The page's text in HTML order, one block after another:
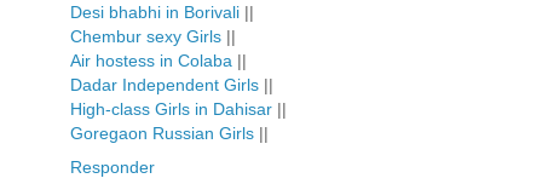
Desi bhabhi in Borivali ||
Chembur sexy Girls ||
Air hostess in Colaba ||
Dadar Independent Girls ||
High-class Girls in Dahisar ||
Goregaon Russian Girls ||
Responder